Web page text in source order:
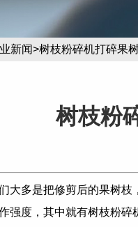
新闻>树枝粉碎机打碎果
树枝粉
大多是把修剪后的果树
强度，其中就有树枝粉